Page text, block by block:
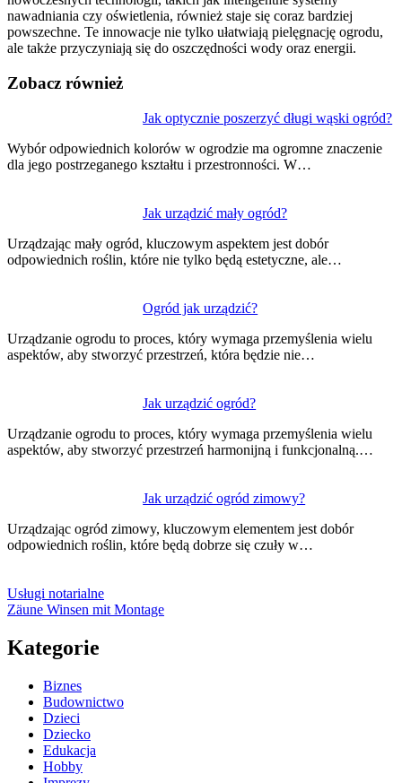
nawadniania czy oświetlenia, również staje się coraz bardziej
powszechne. Te innowacje nie tylko ułatwiają pielęgnację ogrodu,
ale także przyczyniają się do oszczędności wody oraz energii.
Zobacz również
Jak optycznie poszerzyć długi wąski ogród?
Wybór odpowiednich kolorów w ogrodzie ma ogromne znaczenie
dla jego postrzeganego kształtu i przestronności. W…
Jak urządzić mały ogród?
Urządzając mały ogród, kluczowym aspektem jest dobór
odpowiednich roślin, które nie tylko będą estetyczne, ale…
Ogród jak urządzić?
Urządzanie ogrodu to proces, który wymaga przemyślenia wielu
aspektów, aby stworzyć przestrzeń, która będzie nie…
Jak urządzić ogród?
Urządzanie ogrodu to proces, który wymaga przemyślenia wielu
aspektów, aby stworzyć przestrzeń harmonijną i funkcjonalną.…
Jak urządzić ogród zimowy?
Urządzając ogród zimowy, kluczowym elementem jest dobór
odpowiednich roślin, które będą dobrze się czuły w…
wpisu
Usługi notarialne
Zäune Winsen mit Montage
Kategorie
Biznes
Budownictwo
Dzieci
Dziecko
Edukacja
Hobby